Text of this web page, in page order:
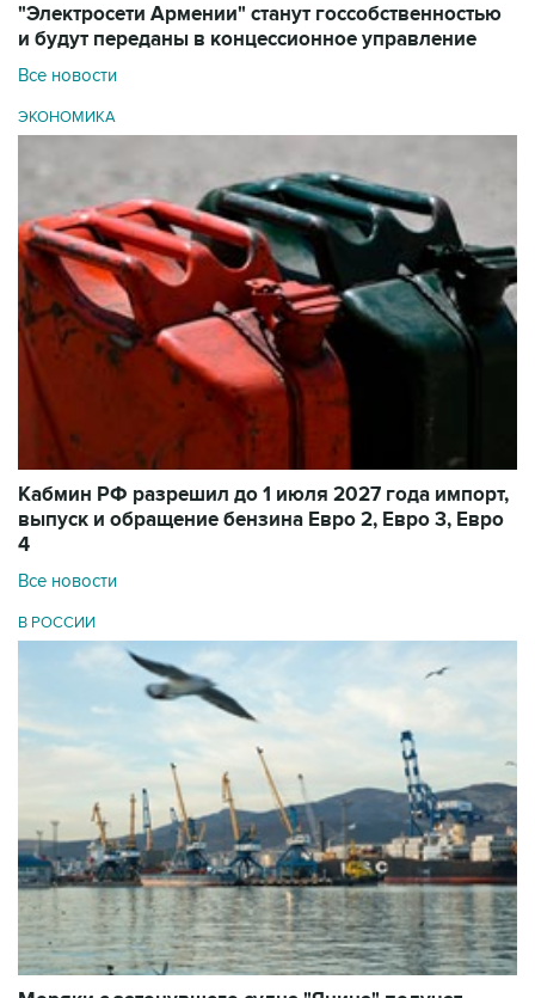
"Электросети Армении" станут госсобственностью
и будут переданы в концессионное управление
Все новости
ЭКОНОМИКА
Кабмин РФ разрешил до 1 июля 2027 года импорт,
выпуск и обращение бензина Евро 2, Евро 3, Евро
4
Все новости
В РОССИИ